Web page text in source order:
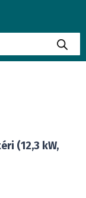
(12,3 kW,